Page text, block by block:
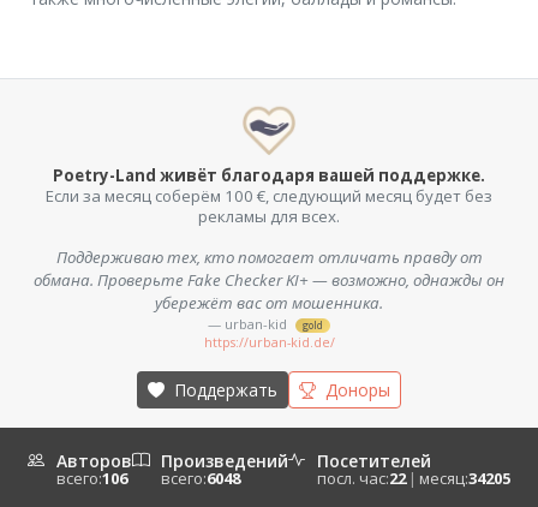
Poetry-Land живёт благодаря вашей поддержке.
Если за месяц соберём 100 €, следующий месяц будет без
рекламы для всех.
Поддерживаю тех, кто помогает отличать правду от
обмана. Проверьте Fake Checker KI+ — возможно, однажды он
убережёт вас от мошенника.
— urban-kid gold
https://urban-kid.de/
Поддержать Доноры
Авторов
всего:106
Произведений
всего:6048
Посетителей
посл. час:22 | месяц:34205